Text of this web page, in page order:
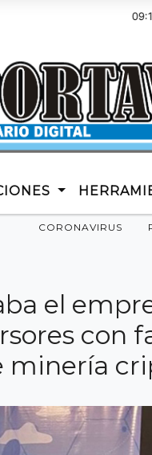
de 2026 y son las 09:15 -
CORONAVIRUS
el
con
minería